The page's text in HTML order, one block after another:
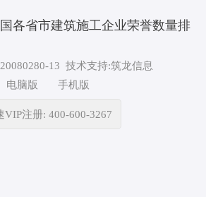
各省市建筑施工企业荣誉数量排
13 技术支持:筑龙信息
电脑版
手机版
VIP注册: 400-600-3267